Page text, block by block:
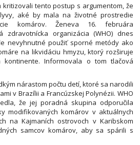
tento postup s argumentom, že
aké by mala na životné prostredie
komárov. Ženeva 16. februára
zdravotnícka organizácia (WHO) dnes
nevyhnutné použiť sporné metódy ako
na likvidáciu hmyzu, ktorý rozširuje
Informovala o tom tlačová
nárastom počtu detí, ktoré sa narodili
v Brazílii a Francúzskej Polynézii. WHO
že jej poradná skupina odporučila
modifikovaných komárov v aktuálnych
na Kajmaních ostrovoch v Karibskom
samcov komárov, aby sa spárili s